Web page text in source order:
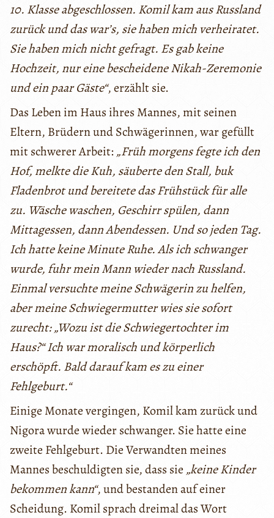
10. Klasse abgeschlossen. Komil kam aus Russland
zurück und das war’s, sie haben mich verheiratet.
Sie haben mich nicht gefragt. Es gab keine
Hochzeit, nur eine bescheidene Nikah-Zeremonie
und ein paar Gäste“, erzählt sie.
Das Leben im Haus ihres Mannes, mit seinen
Eltern, Brüdern und Schwägerinnen, war gefüllt
mit schwerer Arbeit: „Früh morgens fegte ich den
Hof, melkte die Kuh, säuberte den Stall, buk
Fladenbrot und bereitete das Frühstück für alle
zu. Wäsche waschen, Geschirr spülen, dann
Mittagessen, dann Abendessen. Und so jeden Tag.
Ich hatte keine Minute Ruhe. Als ich schwanger
wurde, fuhr mein Mann wieder nach Russland.
Einmal versuchte meine Schwägerin zu helfen,
aber meine Schwiegermutter wies sie sofort
zurecht: „Wozu ist die Schwiegertochter im
Haus?“ Ich war moralisch und körperlich
erschöpft. Bald darauf kam es zu einer
Fehlgeburt.“
Einige Monate vergingen, Komil kam zurück und
Nigora wurde wieder schwanger. Sie hatte eine
zweite Fehlgeburt. Die Verwandten meines
Mannes beschuldigten sie, dass sie „keine Kinder
bekommen kann“, und bestanden auf einer
Scheidung. Komil sprach dreimal das Wort